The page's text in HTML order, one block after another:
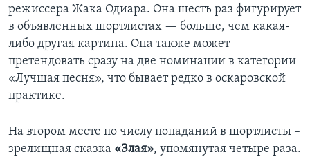
режиссера Жака Одиара. Она шесть раз фигурирует
в объявленных шортлистах — больше, чем какая-
либо другая картина. Она также может
претендовать сразу на две номинации в категории
«Лучшая песня», что бывает редко в оскаровской
практике.
На втором месте по числу попаданий в шортлисты –
зрелищная сказка «Злая», упомянутая четыре раза.